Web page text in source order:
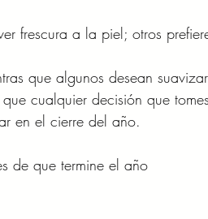
frescura a la piel; otros
que algunos desean
cualquier decisión que
en el cierre del año.
de que termine el año